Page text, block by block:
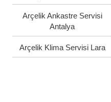
Arçelik Ankastre Servisi
Antalya
Arçelik Klima Servisi Lara